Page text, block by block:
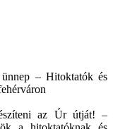
– Hitoktatók és
az Úr útját! –